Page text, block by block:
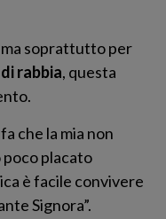
ma soprattutto per
rabbia, questa
che la mia non
placato
è facile convivere
Signora”.